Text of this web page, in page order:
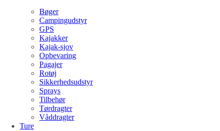
Bøger
Campingudstyr
GPS
Kajakker
Kajak-sjov
Opbevaring
Pagajer
Rotøj
Sikkerhedsudstyr
Sprays
Tilbehør
Tørdragter
Våddragter
Ture